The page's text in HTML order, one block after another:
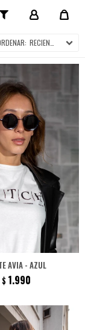
RECIENTES
AVIA - AZUL
$ 1.990